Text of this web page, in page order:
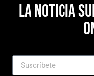
La noticia